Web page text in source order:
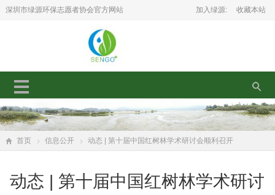
深圳市绿源环保志愿者协会官方网站 加入绿源: 收藏本站
首页 信息公开 动态 | 第十届中国红树林学术研讨会顺利召开
动态 | 第十届中国红树林学术研讨